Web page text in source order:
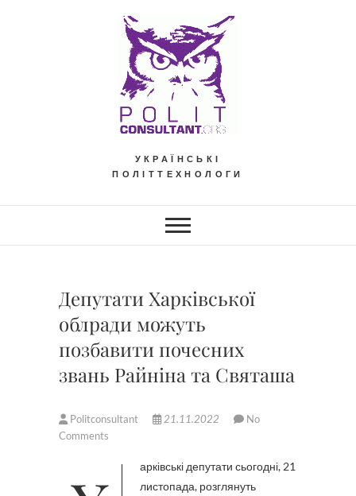
УКРАЇНСЬКІ
ПОЛІТТЕХНОЛОГИ
Депутати Харківської
облради можуть
позбавити почесних
звань Райніна та Святаша
Politconsultant 21.11.2022
No
Comments
листопада, розглянуть